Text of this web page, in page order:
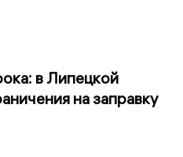
в Липецкой
на заправку